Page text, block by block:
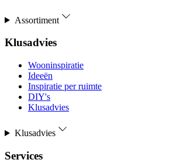
Assortiment
Klusadvies
Wooninspiratie
Ideeën
Inspiratie per ruimte
DIY's
Klusadvies
Klusadvies
Services